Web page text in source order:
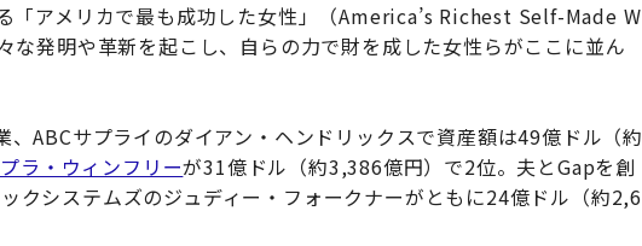
「アメリカで最も成功した女性」（America’s Richest Self-Made W
発明や革新を起こし、自らの力で財を成した女性らがここに並ん
ABCサプライのダイアン・ヘンドリックスで資産額は49億ドル（約
ラ・ウィンフリーが31億ドル（約3,386億円）で2位。夫とGapを創
クシステムズのジュディー・フォークナーがともに24億ドル（約2,6